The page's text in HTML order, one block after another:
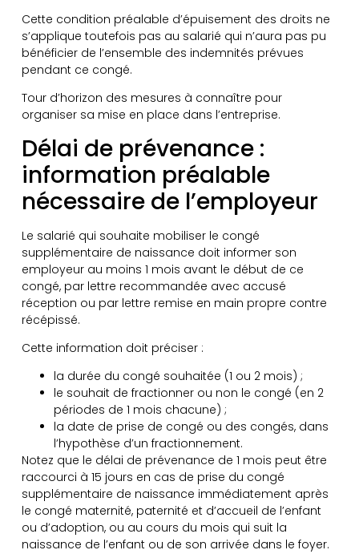
Cette condition préalable d’épuisement des droits ne
s’applique toutefois pas au salarié qui n’aura pas pu
bénéficier de l’ensemble des indemnités prévues
pendant ce congé.
Tour d’horizon des mesures à connaître pour
organiser sa mise en place dans l’entreprise.
Délai de prévenance :
information préalable
nécessaire de l’employeur
Le salarié qui souhaite mobiliser le congé
supplémentaire de naissance doit informer son
employeur au moins 1 mois avant le début de ce
congé, par lettre recommandée avec accusé
réception ou par lettre remise en main propre contre
récépissé.
Cette information doit préciser :
la durée du congé souhaitée (1 ou 2 mois) ;
le souhait de fractionner ou non le congé (en 2
périodes de 1 mois chacune) ;
la date de prise de congé ou des congés, dans
l’hypothèse d’un fractionnement.
Notez que le délai de prévenance de 1 mois peut être
raccourci à 15 jours en cas de prise du congé
supplémentaire de naissance immédiatement après
le congé maternité, paternité et d’accueil de l’enfant
ou d’adoption, ou au cours du mois qui suit la
naissance de l’enfant ou de son arrivée dans le foyer.